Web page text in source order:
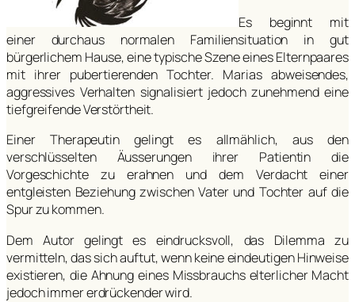
Es beginnt mit
einer durchaus normalen Familiensituation in gut
bürgerlichem Hause, eine typische Szene eines Elternpaares
mit ihrer pubertierenden Tochter. Marias abweisendes,
aggressives Verhalten signalisiert jedoch zunehmend eine
tiefgreifende Verstörtheit.
Einer Therapeutin gelingt es allmählich, aus den
verschlüsselten Äusserungen ihrer Patientin die
Vorgeschichte zu erahnen und dem Verdacht einer
entgleisten Beziehung zwischen Vater und Tochter auf die
Spur zu kommen.
Dem Autor gelingt es eindrucksvoll, das Dilemma zu
vermitteln, das sich auftut, wenn keine eindeutigen Hinweise
existieren, die Ahnung eines Missbrauchs elterlicher Macht
jedoch immer erdrückender wird.